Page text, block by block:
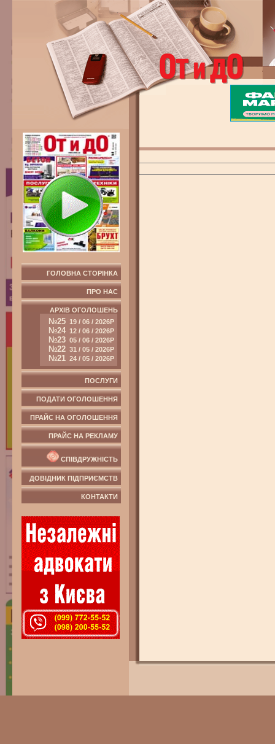
ГОЛОВНА СТОРІНКА
ПРО НАС
АРХІВ ОГОЛОШЕНЬ
№25 19 / 06 / 2026Р
№24 12 / 06 / 2026Р
№23 05 / 06 / 2026Р
№22 31 / 05 / 2026Р
№21 24 / 05 / 2026Р
ПОСЛУГИ
ПОДАТИ ОГОЛОШЕННЯ
ПРАЙС НА ОГОЛОШЕННЯ
ПРАЙС НА РЕКЛАМУ
СПІВДРУЖНІСТЬ
ДОВІДНИК ПІДПРИЄМСТВ
КОНТАКТИ